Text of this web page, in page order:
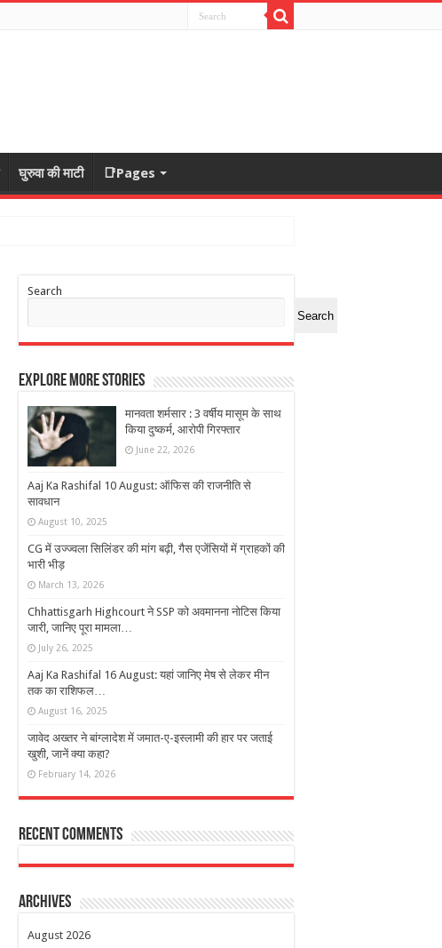
घुरुवा की माटी 📑Pages
Search
Search
Explore More Stories
मानवता शर्मसार : 3 वर्षीय मासूम के साथ
किया दुष्कर्म, आरोपी गिरफ्तार
June 22, 2026
Aaj Ka Rashifal 10 August: ऑफिस की राजनीति से
सावधान
August 10, 2025
CG में उज्ज्वला सिलिंडर की मांग बढ़ी, गैस एजेंसियों में ग्राहकों की
भारी भीड़
March 13, 2026
Chhattisgarh Highcourt ने SSP को अवमानना नोटिस किया
जारी, जानिए पूरा मामला…
July 26, 2025
Aaj Ka Rashifal 16 August: यहां जानिए मेष से लेकर मीन
तक का राशिफल…
August 16, 2025
जावेद अख्तर ने बांग्लादेश में जमात-ए-इस्लामी की हार पर जताई
खुशी, जानें क्या कहा?
February 14, 2026
Recent Comments
Archives
August 2026